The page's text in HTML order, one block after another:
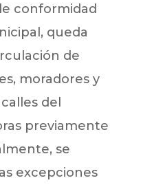
conformidad
queda
de
moradores y
del
previamente
se
excepciones